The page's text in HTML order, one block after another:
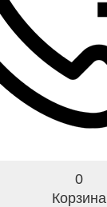
0
Корзина